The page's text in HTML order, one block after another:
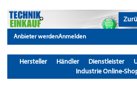
Anbieter werdenAnmelden
Hersteller Händler Dienstleister
Industrie Online-